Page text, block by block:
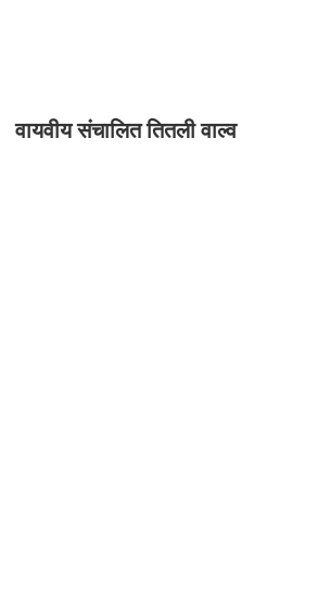
वायवीय संचालित तितली वाल्व